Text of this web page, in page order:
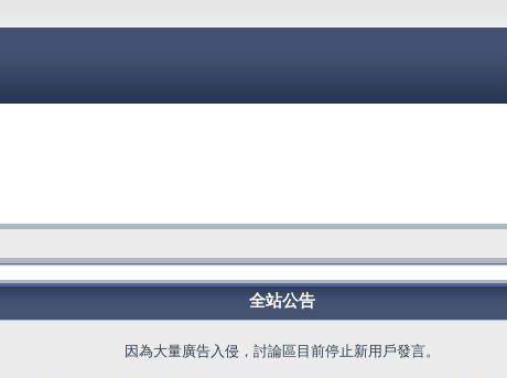
全站公告
因為大量廣告入侵，討論區目前停止新用戶發言。